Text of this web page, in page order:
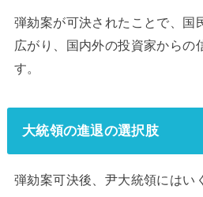
弾劾案が可決されたことで、国
広がり、国内外の投資家からの
す。
大統領の進退の選択肢
弾劾案可決後、尹大統領にはい